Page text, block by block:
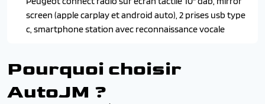
Tablette 2 positions (en version standard) ou tendelet
(en version long) cache bagages
screen (apple carplay et android auto), 2 prises usb type
c, smartphone station avec reconnaissance vocale
Pourquoi choisir
AutoJM ?